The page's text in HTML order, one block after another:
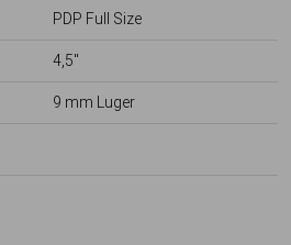
PDP Full Size
4,5"
9 mm Luger